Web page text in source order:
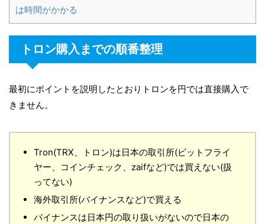
は時間がかかる
トロン購入までの順番整理
最初にポイントを説明したとおりトロンを円では直接購入で
きません。
Tron(TRX、トロン)は日本の取引所(ビットフライ
ヤー、コインチェック、zaifなど)では買えない(扱
ってない)
海外取引所(バイナンスなど)で買える
バイナンスは日本円の取り扱いがないので日本の